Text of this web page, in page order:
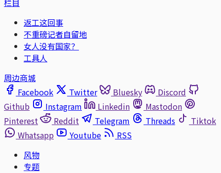
栏目
返工这回事
不重磅记者自留地
女人没有国家？
工具人
周边商城
Facebook
Twitter Bluesky
Discord
Github
Instagram Linkedin
Mastodon
Pinterest
Reddit Telegram Threads
Tiktok
Whatsapp
Youtube
RSS
风物
专题